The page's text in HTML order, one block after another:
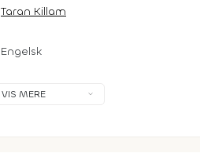
Taran Killam
Engelsk
VIS MERE